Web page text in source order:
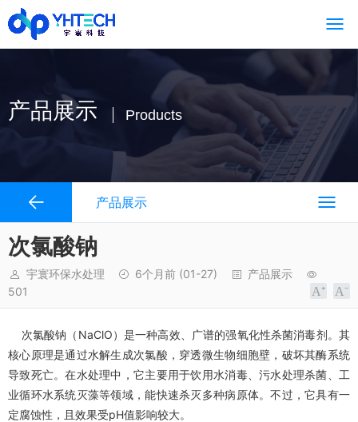
产品展示 Products
产品展示
次氯酸钠
宇寰环保水处理 6个月前 (01-27)
产品展示
501
次氯酸钠（NaClO）是一种高效、广谱的强氧化性杀菌消毒剂。其
核心原理是通过水解生成次氯酸，穿透微生物细胞壁，破坏其酶系统
导致死亡。在水处理中，它主要用于饮用水消毒、污水处理杀菌、工
业循环水系统灭藻等领域，能快速杀灭多种病原体。不过，它具有一
定腐蚀性，且效果受pH值影响较大。